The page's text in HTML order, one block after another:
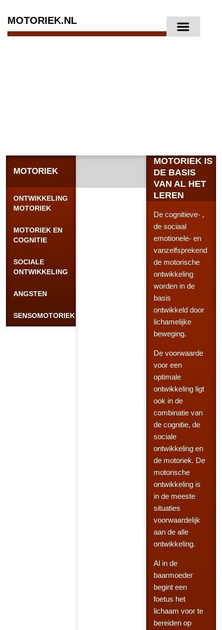
MOTORIEK.NL
MOTORIEK
ONTWIKKELING
MOTORIEK
MOTORIEK EN
COGNITIE
SOCIALE
ONTWIKKELING
ANGSTEN
SENSOMOTORIEK
MOTORIEK IS
DE BASIS
VAN AL HET
LEREN
De cognitieve- ,
de sociaal
emotionele- en
vanzelfsprekend
de motorische
ontwikkeling
worden in de
basis
ontwikkeld door
lichamelijke
beweging.
De voorwaarde
voor een
optimale
ontwikkeling ligt
ook in de
combinatie van
de cognitie, de
sociale
ontwikkeling en
de motoriek. De
motorische
ontwikkeling is
in de meeste
situaties
voorwaardelijk
aan de alle
ontwikkeling.
Al in de
baarmoeder
begint een
foetus het
lichaam voor te
bereiden op